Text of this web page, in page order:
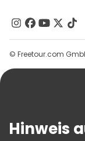
Kontakt
Gruppen
Hilfe
AGB Und
© Freetour.com
Hinweis